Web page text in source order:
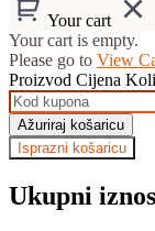
Your cart
Your cart is empty.
Please go to View
Proizvod Cijena
Ažuriraj košaricu
Isprazni košaricu
Ukupni